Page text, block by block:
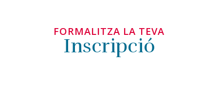
FORMALITZA LA TEVA
Inscripció